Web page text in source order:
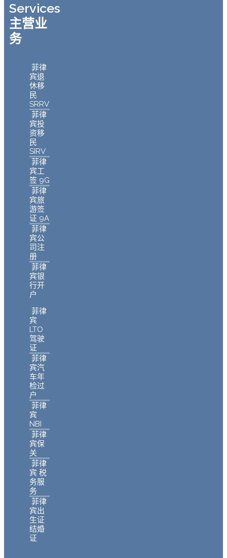
Services
主营业
务
菲律
宾退
休移
民
SRRV
菲律
宾投
资移
民
SIRV
菲律
宾工
签 9G
菲律
宾旅
游签
证 9A
菲律
宾公
司注
册
菲律
宾银
行开
户
菲律
宾
LTO
驾驶
证
菲律
宾汽
车年
检过
户
菲律
宾
NBI
菲律
宾保
关
菲律
宾 税
务服
务
菲律
宾出
生证
结婚
证